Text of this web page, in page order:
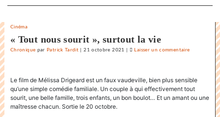
Cinéma
« Tout nous sourit », surtout la vie
Chronique par Patrick Tardit |21 octobre 2021 Laisser un commentaire
endiablée
du
«
Le film de Mélissa Drigeard est un faux vaudeville, bien plus sensible
qu’une simple comédie familiale. Un couple à qui effectivement tout
sourit, une belle famille, trois enfants, un bon boulot… Et un amant ou une
maîtresse chacun. Sortie le 20 octobre.